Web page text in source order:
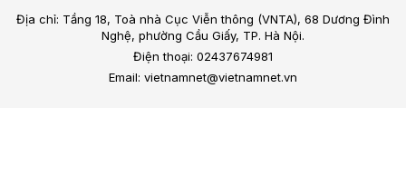
Địa chỉ: Tầng 18, Toà nhà Cục Viễn thông (VNTA), 68 Dương Đình
Nghệ, phường Cầu Giấy, TP. Hà Nội.
Điện thoại: 02437674981
Email: vietnamnet@vietnamnet.vn